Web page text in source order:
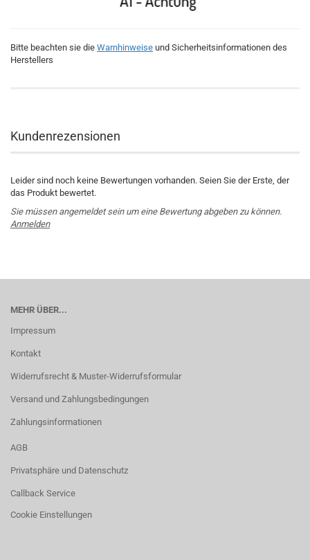
Bitte beachten sie die Warnhinweise und Sicherheitsinformationen des
Herstellers
Kundenrezensionen
Leider sind noch keine Bewertungen vorhanden. Seien Sie der Erste, der
das Produkt bewertet.
Sie müssen angemeldet sein um eine Bewertung abgeben zu können.
Anmelden
MEHR ÜBER...
Impressum
Kontakt
Widerrufsrecht & Muster-Widerrufsformular
Versand und Zahlungsbedingungen
Zahlungsinformationen
AGB
Privatsphäre und Datenschutz
Callback Service
Cookie Einstellungen